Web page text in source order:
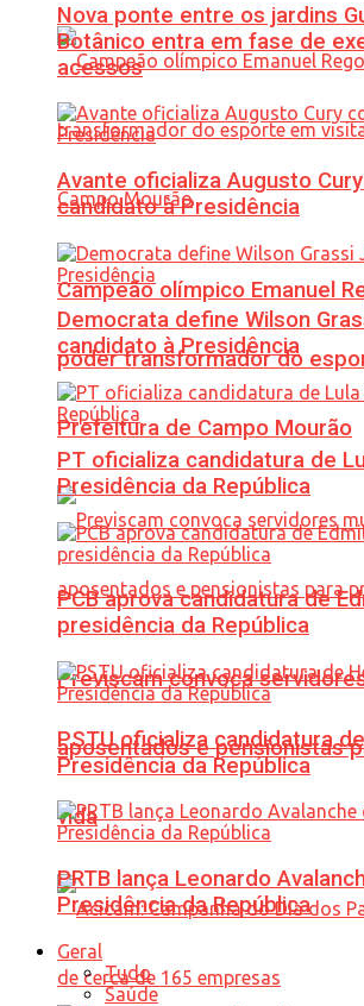
Campeão olímpico Emanuel
poder transformador do
Prefeitura de Campo Mourão
Previscam convoca
aposentados e pensionistas
vida
Nova ponte entre os jardins
Botânico entra em fase de
acessos
Avante oficializa Augusto
candidato à Presidência
Democrata define Wilson
candidato à Presidência
PT oficializa candidatura de
Presidência da República
PCB aprova candidatura de
presidência da República
PSTU oficializa candidatura
Presidência da República
PRTB lança Leonardo
Presidência da República
Geral
Tudo
Saúde